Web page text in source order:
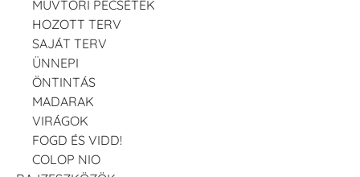
MŰVTÖRI PECSÉTEK
HOZOTT TERV
SAJÁT TERV
ÜNNEPI
ÖNTINTÁS
MADARAK
VIRÁGOK
FOGD ÉS VIDD!
COLOP NIO